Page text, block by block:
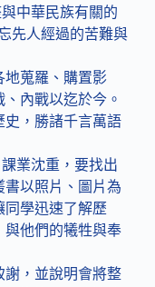
中華民族有關的
先人經過的苦難與
地蒐羅、購置影
內戰以迄於今。
史，勝諸千言萬語
業沈重，要找出
書以照片、圖片為
同學迅速了解歷
與他們的犧牲與奉
謝，並說明會將整